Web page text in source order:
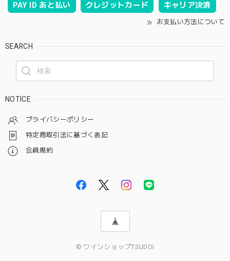
PAY ID あと払い クレジットカード キャリア決済
お支払い方法について
SEARCH
NOTICE
プライバシーポリシー
特定商取引法に基づく表記
会員規約
© ワインショップTSUDOI